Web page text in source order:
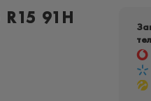
91H